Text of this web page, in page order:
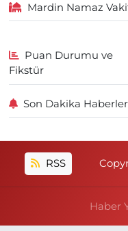
Mardin Namaz
Puan Durumu ve
Fikstür
Son Dakika
RSS
Haber